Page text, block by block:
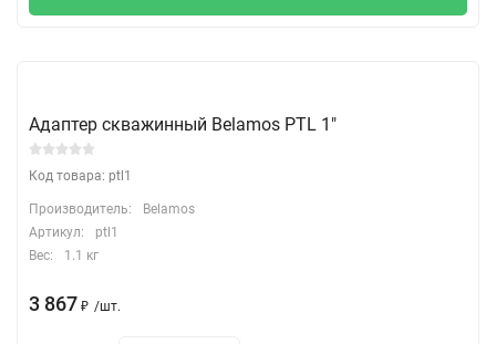
Адаптер скважинный Belamos PTL 1"
Код товара: ptl1
Производитель:
Belamos
Артикул:
ptl1
Вес:
1.1 кг
3 867 ₽ /шт.